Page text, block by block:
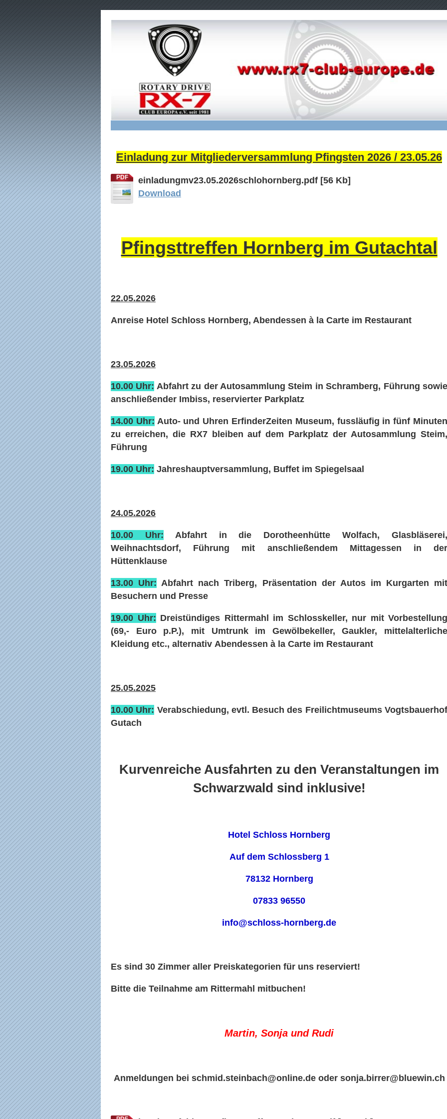
Einladung zur Mitgliederversammlung Pfingsten 2026 / 23.05.26
PDF einladungmv23.05.2026schlohornberg.pdf [56 Kb]
Download
Pfingsttreffen Hornberg im Gutachtal
22.05.2026
Anreise Hotel Schloss Hornberg, Abendessen à la Carte im Restaurant
23.05.2026
10.00 Uhr: Abfahrt zu der Autosammlung Steim in Schramberg, Führung
anschließender Imbiss, reservierter Parkplatz
14.00 Uhr: Auto- und Uhren ErfinderZeiten Museum, fussläufig in fünf
zu erreichen, die RX7 bleiben auf dem Parkplatz der Autosammlung Steim,
Führung
19.00 Uhr: Jahreshauptversammlung, Buffet im Spiegelsaal
24.05.2026
10.00 Uhr: Abfahrt in die Dorotheenhütte Wolfach,
Weihnachtsdorf, Führung mit anschließendem Mittagessen in der
Hüttenklause
13.00 Uhr: Abfahrt nach Triberg, Präsentation der Autos im Kurgarten
Besuchern und Presse
19.00 Uhr: Dreistündiges Rittermahl im Schlosskeller, nur mit Vorbestellung
(69,- Euro p.P.), mit Umtrunk im Gewölbekeller, Gaukler, mittelalterliche
Kleidung etc., alternativ Abendessen à la Carte im Restaurant
25.05.2025
10.00 Uhr: Verabschiedung, evtl. Besuch des Freilichtmuseums
Gutach
Kurvenreiche Ausfahrten zu den Veranstaltungen im
Schwarzwald sind inklusive!
Hotel Schloss Hornberg
Auf dem Schlossberg 1
78132 Hornberg
07833 96550
info@schloss-hornberg.de
Es sind 30 Zimmer aller Preiskategorien für uns reserviert!
Bitte die Teilnahme am Rittermahl mitbuchen!
Martin, Sonja und Rudi
Anmeldungen bei schmid.steinbach@online.de oder sonja.birrer@bluewin.ch